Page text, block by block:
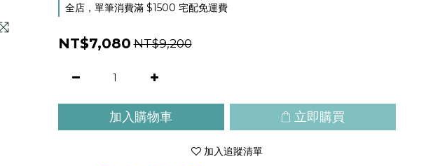
全店，單筆消費滿 $1500 宅配免運費
NT$7,080 NT$9,200
加入購物車 立即購買
加入追蹤清單